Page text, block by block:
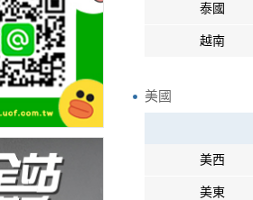
泰國
越南
美國
美西
美東